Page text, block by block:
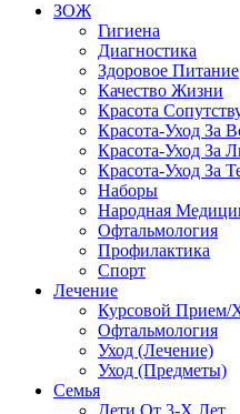
ЗОЖ
Гигиена
Диагностика
Здоровое Питание
Качество Жизни
Красота
Красота-Уход За
Красота-Уход За
Красота-Уход За
Наборы
Народная
Офтальмология
Профилактика
Спорт
Лечение
Курсовой Прием/
Офтальмология
Уход (Лечение)
Уход (Предметы)
Семья
Дети От 3-Х Лет